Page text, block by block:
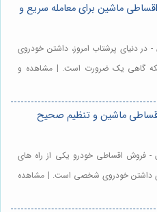
ماشین برای معامله سریع و
دنیای پرشتاب امروز، داشتن خودروی
گاهی یک ضرورت است. | مشاهده و
ماشین و تنظیم صحیح
- فروش اقساطی خودرو یکی از راه های
داشتن خودروی شخصی است. | مشاهده